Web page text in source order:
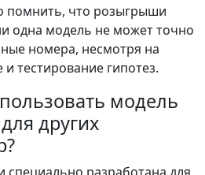
помнить, что розыгрыши
одна модель не может точно
номера, несмотря на
тестирование гипотез.
модель
других